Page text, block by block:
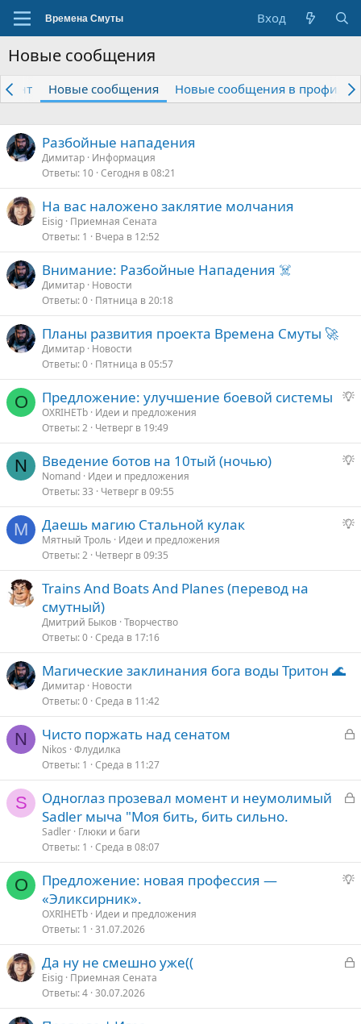
Вход
Новые сообщения
Новые сообщения Новые сообщения в профиле
Разбойные нападения
Димитар Информация
Ответы 10 Сегодня в 08:21
На вас наложено заклятие молчания
Eisig Приемная Сената
Ответы 1 Вчера в 12:52
Внимание: Разбойные Нападения ☠️
Димитар Новости
Ответы 0 Пятница в 20:18
Планы развития проекта Времена Смуты 🚀
Димитар Новости
Ответы 0 Пятница в 05:57
O
д
л
Предложение: улучшение боевой системы
OXRIHETb Идеи и предложения
Ответы 2 Четверг в 19:49
N
д
л
Введение ботов на 10тый (ночью)
Nomand Идеи и предложения
Ответы 33 Четверг в 09:55
М
д
н
Даешь магию Стальной кулак
Мятный Троль Идеи и предложения
Ответы 2 Четверг в 09:35
Trains And Boats And Planes (перевод на
смутный)
Дмитрий Быков Творчество
Ответы 0 Среда в 17:16
Магические заклинания бога воды Тритон 🌊
Димитар Новости
Ответы 0 Среда в 11:42
N
З
р
Чисто поржать над сенатом
Nikos Флудилка
Ответы 1 Среда в 11:27
S
З
т
Одноглаз прозевал момент и неумолимый
Sadler мыча "Моя бить, бить сильно.
Sadler Глюки и баги
Ответы 1 Среда в 08:07
O
л
о
н
Предложение: новая профессия —
«Эликсирник».
OXRIHETb Идеи и предложения
Ответы 1 31.07.2026
З
р
Да ну нe смeшно ужe((
Eisig Приемная Сената
Ответы 4 30.07.2026